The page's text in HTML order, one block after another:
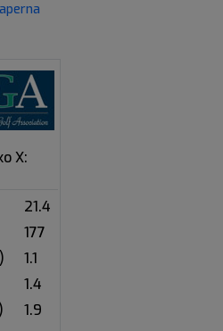
X:
21.4
177
1.1
1.4
1.9